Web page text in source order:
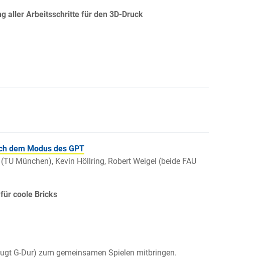
aller Arbeitsschritte für den 3D-Druck
dem Modus des GPT
München), Kevin Höllring, Robert Weigel (beide FAU
coole Bricks
G-Dur) zum gemeinsamen Spielen mitbringen.